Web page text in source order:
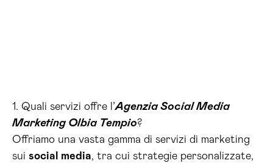
1. Quali servizi offre l’Agenzia Social Media
Marketing Olbia Tempio?
Offriamo una vasta gamma di servizi di marketing
sui social media, tra cui strategie personalizzate,